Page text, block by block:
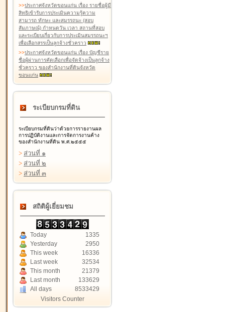
>>ประกาศจังหวัดขอนแก่น เรื่อง รายชื่อผู้มี
สิทธิเข้ารับการประเมินความรู้ความ
สามารถ ทักษะ และสมรรถนะ (สอบ
สัมภาษณ์) กำหนดวัน เวลา สถานที่สอบ
และระเบียบเกี่ยวกับการประเมินสมรรถนะฯ
เพื่อเลือกสรรเป็นลูกจ้างชั่วคราว
>>ประกาศจังหวัดขอนแก่น เรื่อง บัญชีราย
ชื่อผู้ผ่านการคัดเลือกเพื่อจัดจ้างเป็นลูกจ้าง
ชั่วคราว ของสำนักงานที่ดินจังหวัด
ขอนแก่น
ระเบียบกรมที่ดิน
ระเบียบกรมที่ดินว่าด้วยการรายงานผล
การปฏิบัติงานและการจัดการงานค้าง
ของสำนักงานที่ดิน พ.ศ.๒๕๕๕
> ส่วนที่ ๑
> ส่วนที่ ๒
> ส่วนที่ ๓
สถิติผู้เยี่ยมชม
Today
1335
Yesterday
2950
This week
16336
Last week
32534
This month
21379
Last month
133629
All days
8533429
Visitors Counter